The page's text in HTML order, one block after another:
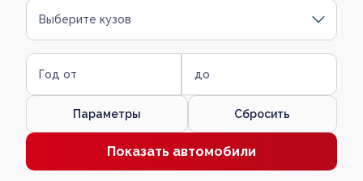
Выберите кузов
Год от до
Параметры Сбросить
Показать автомобили